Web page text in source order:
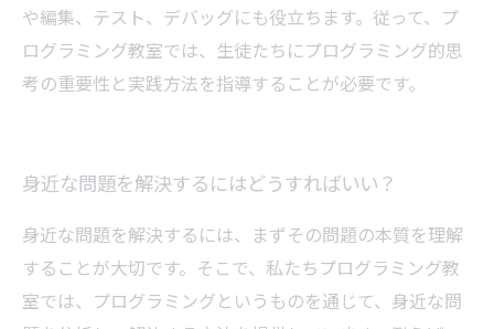
や編集、テスト、デバッグにも役立ちます。従って、プ
ログラミング教室では、生徒たちにプログラミング的思
考の重要性と実践方法を指導することが必要です。
身近な問題を解決するにはどうすればいい？
身近な問題を解決するには、まずその問題の本質を理解
することが大切です。そこで、私たちプログラミング教
室では、プログラミングというものを通じて、身近な問